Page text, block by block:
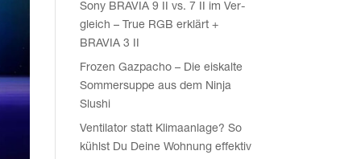
Sony BRAVIA 9 II vs. 7 II im Ver­
gleich – True RGB erklärt +
BRAVIA 3 II
Fro­zen Gaz­pa­cho – Die eis­kal­te
Som­mer­sup­pe aus dem Nin­ja
Slushi
Ven­ti­la­tor statt Kli­ma­an­la­ge? So
kühlst Du Dei­ne Woh­nung effektiv